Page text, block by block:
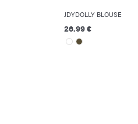
JDYDOLLY BLOUSE
26.99 €